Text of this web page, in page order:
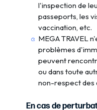
l'inspection de
passeports, les
vaccination, etc.
MEGA TRAVEL
problèmes
peuvent
ou dans toute
non-respect des
En cas de